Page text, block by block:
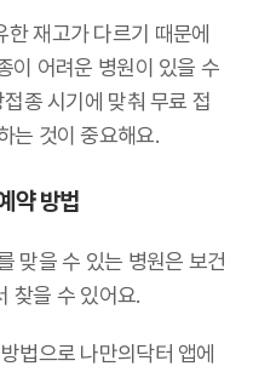
재고가 다르기 때문에
이 어려운 병원이 있을 수
종 시기에 맞춰 무료 접
는 것이 중요해요.
약 방법
맞을 수 있는 병원은 보건
찾을 수 있어요.
법으로 나만의닥터 앱에